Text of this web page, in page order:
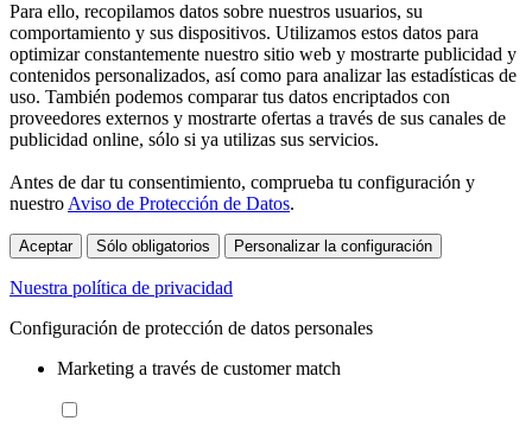
Para ello, recopilamos datos sobre nuestros usuarios, su
comportamiento y sus dispositivos. Utilizamos estos datos para
optimizar constantemente nuestro sitio web y mostrarte publicidad y
contenidos personalizados, así como para analizar las estadísticas de
uso. También podemos comparar tus datos encriptados con
proveedores externos y mostrarte ofertas a través de sus canales de
publicidad online, sólo si ya utilizas sus servicios.
Antes de dar tu consentimiento, comprueba tu configuración y
nuestro Aviso de Protección de Datos.
Aceptar Sólo obligatorios Personalizar la configuración
Nuestra política de privacidad
Configuración de protección de datos personales
Marketing a través de customer match